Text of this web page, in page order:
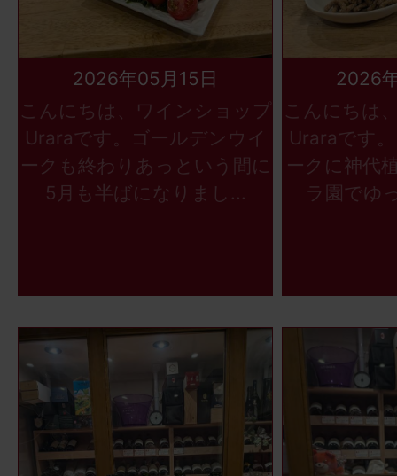
2026年05月15日
こんにちは、ワインショップ
Uraraです。ゴールデンウイ
ークも終わりあっという間に
5月も半ばになりまし...
2026
こんにちは
Uraraです
ークに神代
ラ園でゆ